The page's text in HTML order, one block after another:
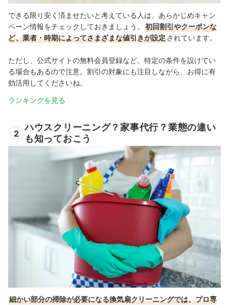
できる限り安く済ませたいと考えている人は、あらかじめキャン
ペーン情報をチェックしておきましょう。
初回割引やクーポンな
ど、業者・時期によってさまざまな値引きが設定されています。
ただし、公式サイトの無料会員登録など、特定の条件を設けてい
る場合もあるので注意。割引の対象にも注目しながら、お得に有
効活用してくださいね。
ランキングを見る
2
ハウスクリーニング？家事代行？業態の違い
も知っておこう
細かい部分の掃除が必要になる換気扇クリーニングでは、プロ専